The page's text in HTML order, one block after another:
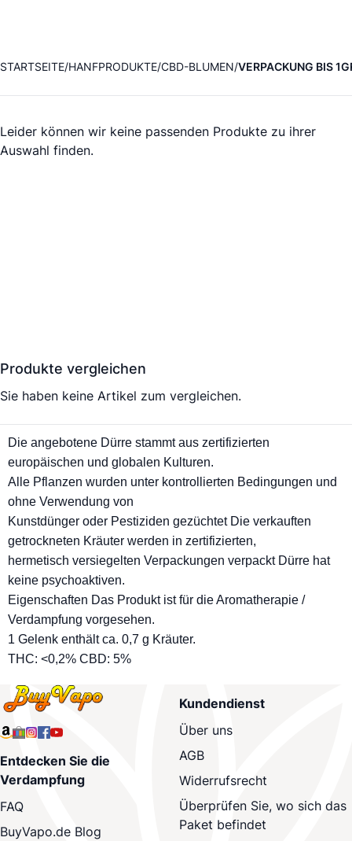
STARTSEITE HANFPRODUKTE CBD-BLUMEN VERPACKUNG BIS
Leider können wir keine passenden Produkte zu ihrer
Auswahl finden.
Produkte vergleichen
Sie haben keine Artikel zum vergleichen.
Die angebotene Dürre stammt aus zertifizierten
europäischen und globalen Kulturen.
Alle Pflanzen wurden unter kontrollierten Bedingungen und
ohne Verwendung von
Kunstdünger oder Pestiziden gezüchtet Die verkauften
getrockneten Kräuter werden in zertifizierten,
hermetisch versiegelten Verpackungen verpackt Dürre hat
keine psychoaktiven.
Eigenschaften Das Produkt ist für die Aromatherapie /
Verdampfung vorgesehen.
1 Gelenk enthält ca. 0,7 g Kräuter.
THC: <0,2% CBD: 5%
Entdecken Sie die
Verdampfung
FAQ
BuyVapo.de Blog
Kundendienst
Über uns
AGB
Widerrufsrecht
Überprüfen Sie, wo sich das
Paket befindet